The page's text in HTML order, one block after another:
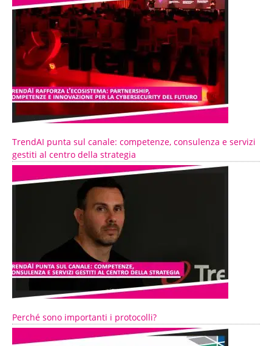
TrendAI punta sul canale: competenze, consulenza e servizi
gestiti al centro della strategia
Perché sono importanti i protocolli?